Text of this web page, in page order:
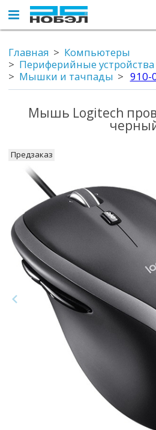
Главная
Компьютеры
Периферийные устройства
Мышки и тачпады
910-
Мышь Logitech
Предзаказ